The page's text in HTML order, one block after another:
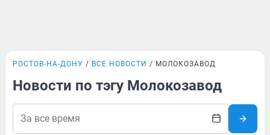
РОСТОВ-НА-ДОНУ ВСЕ НОВОСТИ МОЛОКОЗАВОД
Новости по тэгу Молокозавод